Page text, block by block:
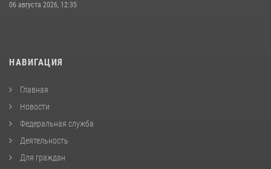
06 августа 2026, 12:35
НАВИГАЦИЯ
Главная
Новости
Федеральная служба
Деятельность
Для граждан